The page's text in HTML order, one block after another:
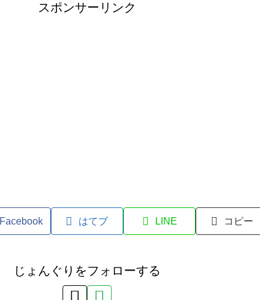
スポンサーリンク
Facebook はてブ LINE コピー
じょんぐりをフォローする